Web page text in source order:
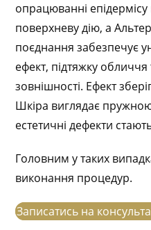
опрацюванні епідермісу
поверхневу дію, а
поєднання забезпечує
ефект, підтяжку
зовнішності. Ефект
Шкіра виглядає
естетичні дефекти
Головним у таких
виконання процедур.
Записатись на